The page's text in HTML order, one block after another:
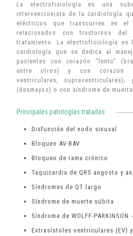
La electrofisiología es una
intervencionista de la cardiología
eléctricos que transcurren en el
relacionados con trastornos
tratamiento. La electrofisiología es
cardiología que se dedica al
pacientes con corazón “lento”
entre otros) y con corazón
ventriculares, supraventriculares);
(desmayos) o con síndrome de
Principales patologías tratadas:
Disfunción del nodo sinusal
Bloqueo AV-BAV
Bloqueo de rama crónico
Taquicardia de QRS angosto y
Síndromes de QT largo
Síndrome de muerte súbita
Síndrome de WOLFF-PARKINSON
Extrasístoles ventriculares (EV)